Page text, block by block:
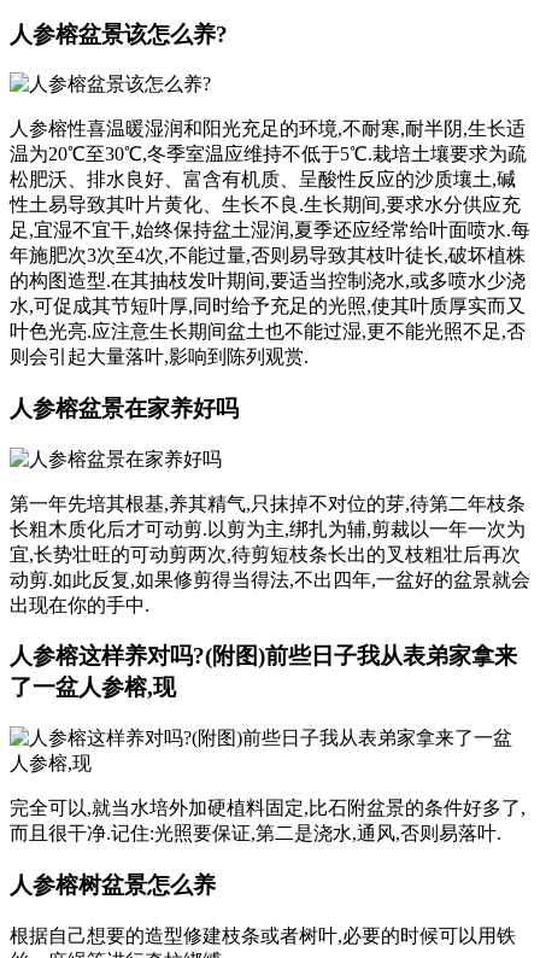
人参榕盆景该怎么养?
人参榕性喜温暖湿润和阳光充足的环境,不耐寒,耐半阴,生长适
温为20℃至30℃,冬季室温应维持不低于5℃.栽培土壤要求为疏
松肥沃、排水良好、富含有机质、呈酸性反应的沙质壤土,碱
性土易导致其叶片黄化、生长不良.生长期间,要求水分供应充
足,宜湿不宜干,始终保持盆土湿润,夏季还应经常给叶面喷水.每
年施肥次3次至4次,不能过量,否则易导致其枝叶徒长,破坏植株
的构图造型.在其抽枝发叶期间,要适当控制浇水,或多喷水少浇
水,可促成其节短叶厚,同时给予充足的光照,使其叶质厚实而又
叶色光亮.应注意生长期间盆土也不能过湿,更不能光照不足,否
则会引起大量落叶,影响到陈列观赏.
人参榕盆景在家养好吗
第一年先培其根基,养其精气,只抹掉不对位的芽,待第二年枝条
长粗木质化后才可动剪.以剪为主,绑扎为辅,剪裁以一年一次为
宜,长势壮旺的可动剪两次,待剪短枝条长出的叉枝粗壮后再次
动剪.如此反复,如果修剪得当得法,不出四年,一盆好的盆景就会
出现在你的手中.
人参榕这样养对吗?(附图)前些日子我从表弟家拿来
了一盆人参榕,现
完全可以,就当水培外加硬植料固定,比石附盆景的条件好多了,
而且很干净.记住:光照要保证,第二是浇水,通风,否则易落叶.
人参榕树盆景怎么养
根据自己想要的造型修建枝条或者树叶,必要的时候可以用铁